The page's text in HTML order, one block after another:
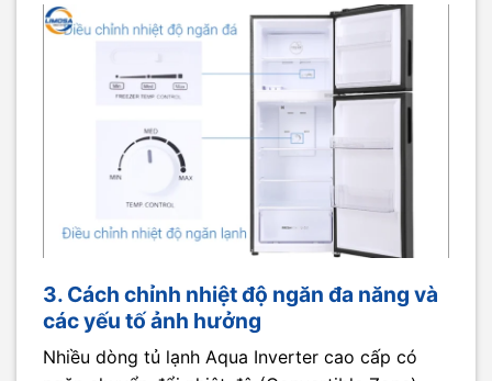
3. Cách chỉnh nhiệt độ ngăn đa năng và
các yếu tố ảnh hưởng
Nhiều dòng tủ lạnh Aqua Inverter cao cấp có